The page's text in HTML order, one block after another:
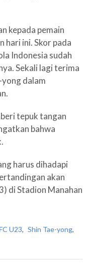
kepada pemain
hari ini. Skor pada
Indonesia sudah
Sekali lagi terima
yong dalam
tepuk tangan
bahwa
harus dihadapi
akan
di Stadion Manahan
U23, Shin Tae-yong,